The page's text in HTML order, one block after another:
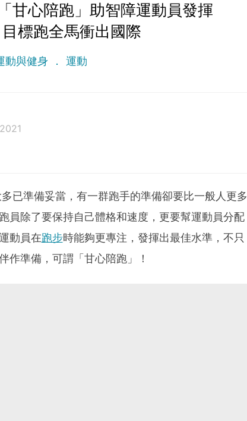
甘心陪跑」助智障運動員發揮
標跑全馬衝出國際
動與健身 運動
已準備妥當，有一群跑手的準備卻要比一般人更多
員除了要保持自己體格和速度，更要幫運動員分配
動員在跑步時能夠更專注，發揮出最佳水準，不只
作準備，可謂「甘心陪跑」！